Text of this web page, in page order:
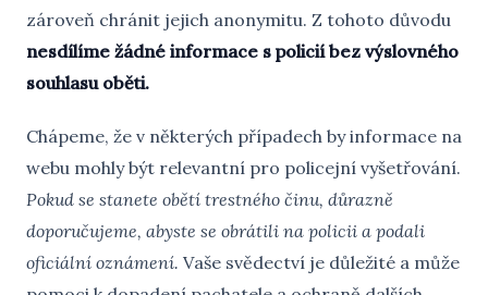
zároveň chránit jejich anonymitu. Z tohoto důvodu
nesdílíme žádné informace s policií bez výslovného
souhlasu oběti.
Chápeme, že v některých případech by informace na
webu mohly být relevantní pro policejní vyšetřování.
Pokud se stanete obětí trestného činu, důrazně
doporučujeme, abyste se obrátili na policii a podali
oficiální oznámení. Vaše svědectví je důležité a může